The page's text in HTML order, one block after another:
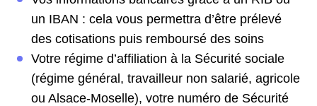
un IBAN : cela vous permettra d’être prélevé
des cotisations puis remboursé des soins
Votre régime d’affiliation à la Sécurité sociale
(régime général, travailleur non salarié, agricole
ou Alsace-Moselle), votre numéro de Sécurité